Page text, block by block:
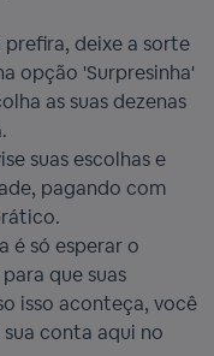
prefira, deixe a sorte
opção 'Surpresinha'
as suas dezenas
suas escolhas e
pagando com
é só esperar o
que suas
isso aconteça, você
conta aqui no